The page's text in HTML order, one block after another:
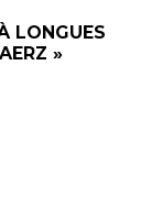
LONGUES
»